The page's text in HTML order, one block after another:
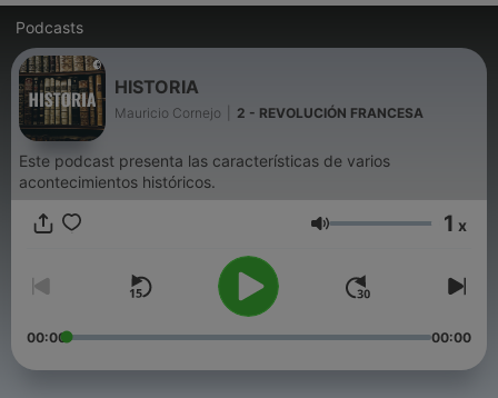
Podcasts
HISTORIA
Mauricio Cornejo 2 - REVOLUCIÓN FRANCESA
Este podcast presenta las características de varios
acontecimientos históricos.
Volumen 1 x
00:00 00:00